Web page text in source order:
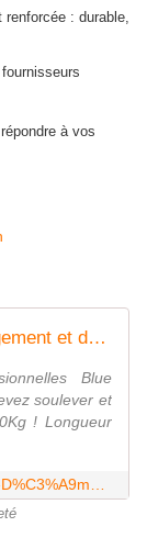
: durable,
à vos
BlueMoutain® _ Sangles de Déménagement et de Levage Renforcées x2 / 3 Mètres _ Haute Qualité Jusqu'à 300kg (Satisfait ou Remboursé)
Blue
soulever et
! Longueur
https://www.amazon.fr/BlueMoutain%C2%AE-D%C3%A9m%C3%A9nagement-Renforc%C3%A9es-Satisfait-Rembours%C3%A9/dp/B06X6D5G2P